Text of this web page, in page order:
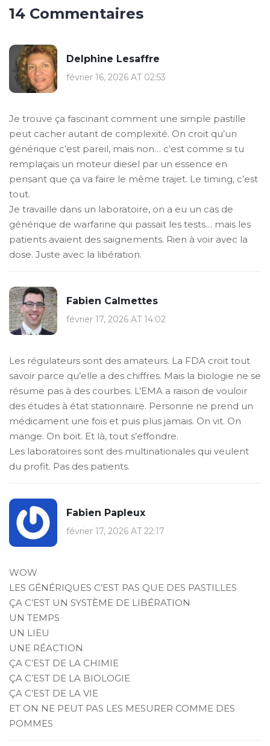
14 Commentaires
Delphine Lesaffre
février 16, 2026 AT 02:53
Je trouve ça fascinant comment une simple pastille
peut cacher autant de complexité. On croit qu’un
générique c’est pareil, mais non… c’est comme si tu
remplaçais un moteur diesel par un essence en
pensant que ça va faire le même trajet. Le timing, c’est
tout.
Je travaille dans un laboratoire, on a eu un cas de
générique de warfarine qui passait les tests… mais les
patients avaient des saignements. Rien à voir avec la
dose. Juste avec la libération.
Fabien Calmettes
février 17, 2026 AT 14:02
Les régulateurs sont des amateurs. La FDA croit tout
savoir parce qu’elle a des chiffres. Mais la biologie ne se
résume pas à des courbes. L’EMA a raison de vouloir
des études à état stationnaire. Personne ne prend un
médicament une fois et puis plus jamais. On vit. On
mange. On boit. Et là, tout s’effondre.
Les laboratoires sont des multinationales qui veulent
du profit. Pas des patients.
Fabien Papleux
février 17, 2026 AT 22:17
WOW
LES GÉNÉRIQUES C’EST PAS QUE DES PASTILLES
ÇA C’EST UN SYSTÈME DE LIBÉRATION
UN TEMPS
UN LIEU
UNE RÉACTION
ÇA C’EST DE LA CHIMIE
ÇA C’EST DE LA BIOLOGIE
ÇA C’EST DE LA VIE
ET ON NE PEUT PAS LES MESURER COMME DES
POMMES